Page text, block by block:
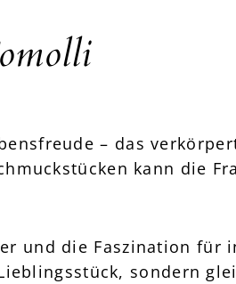
– das
kann die
und die Faszination für
sondern